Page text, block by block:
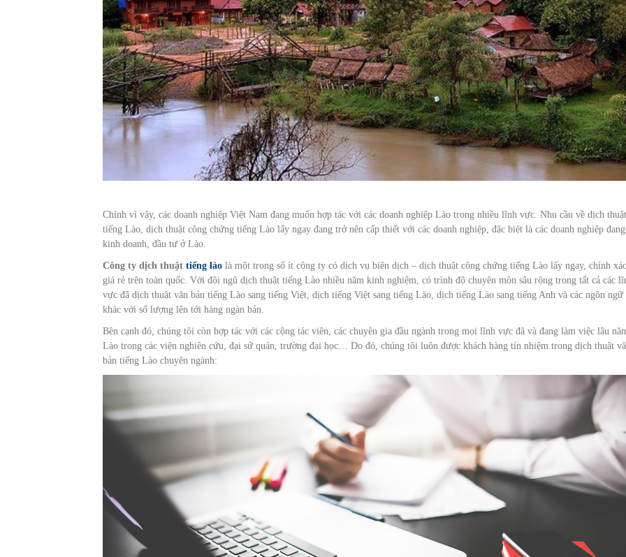
Chính vì vậy, các doanh nghiệp Việt Nam đang muốn hợp tác với các doanh nghiệp Lào trong nhiều lĩnh vực. Nhu cầu về dịch thuật
tiếng Lào, dịch thuật công chứng tiếng Lào lấy ngay đang trở nên cấp thiết với các doanh nghiệp, đặc biệt là các doanh nghiệp đang
kinh doanh, đầu tư ở Lào.
Công ty dịch thuật tiếng lào là một trong số ít công ty có dịch vụ biên dịch – dịch thuật công chứng tiếng Lào lấy ngay, chính
giá rẻ trên toàn quốc. Với đội ngũ dịch thuật tiếng Lào nhiều năm kinh nghiệm, có trình độ chuyên môn sâu rộng trong tất cả các
vực đã dịch thuật văn bản tiếng Lào sang tiếng Việt, dịch tiếng Việt sang tiếng Lào, dịch tiếng Lào sang tiếng Anh và các ngôn ngữ
khác với số lượng lên tới hàng ngàn bản.
Bên cạnh đó, chúng tôi còn hợp tác với các cộng tác viên, các chuyên gia đầu ngành trong mọi lĩnh vực đã và đang làm việc lâu
Lào trong các viện nghiên cứu, đại sứ quán, trường đại học… Do đó, chúng tôi luôn được khách hàng tín nhiệm trong dịch thuật
bản tiếng Lào chuyên ngành: